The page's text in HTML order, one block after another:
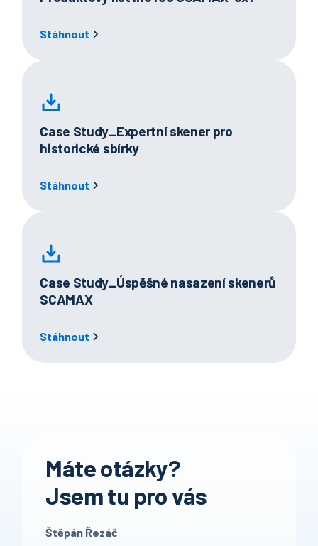
Stáhnout
Case Study_Expertní skener pro
historické sbírky
Stáhnout
Case Study_Úspěšné nasazení skenerů
SCAMAX
Stáhnout
Máte otázky?
Jsem tu pro vás
Štěpán Řezáč